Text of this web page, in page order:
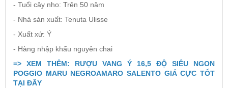
- Tuổi cây nho: Trên 50 năm
- Nhà sản xuất: Tenuta Ulisse
- Xuất xứ: Ý
- Hàng nhập khẩu nguyên chai
=> XEM THÊM: RƯỢU VANG Ý 16,5 ĐỘ SIÊU NGON
POGGIO MARU NEGROAMARO SALENTO GIÁ CỰC TỐT
TẠI ĐÂY